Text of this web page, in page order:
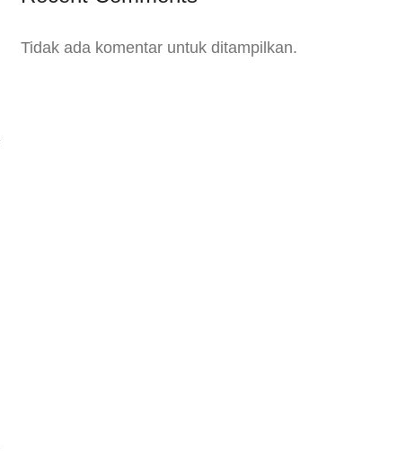
Tidak ada komentar untuk ditampilkan.